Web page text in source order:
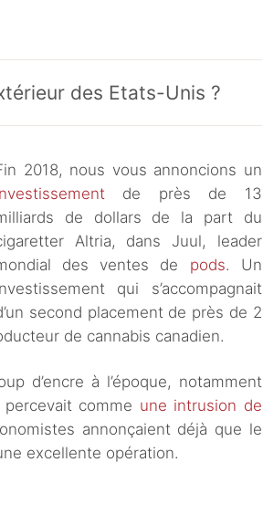
des Etats-Unis ?
2018, nous vous annoncions un
de près de 13
de dollars de la part du
Altria, dans Juul, leader
des ventes de pods. Un
qui s’accompagnait
second placement de près de 2
de cannabis canadien.
d’encre à l’époque, notamment
comme une intrusion de
annonçaient déjà que le
excellente opération.